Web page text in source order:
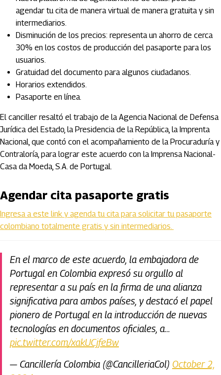
agendar tu cita de manera virtual de manera gratuita y sin
intermediarios.
Disminución de los precios: representa un ahorro de cerca
30% en los costos de producción del pasaporte para los
usuarios.
Gratuidad del documento para algunos ciudadanos.
Horarios extendidos.
Pasaporte en línea.
El canciller resaltó el trabajo de la Agencia Nacional de Defensa
Jurídica del Estado, la Presidencia de la República, la Imprenta
Nacional, que contó con el acompañamiento de la Procuraduría y
Contraloría, para lograr este acuerdo con la Imprensa Nacional-
Casa da Moeda, S.A. de Portugal.
Agendar cita pasaporte gratis
Ingresa a este link y agenda tu cita para solicitar tu pasaporte
colombiano totalmente gratis y sin intermediarios.
En el marco de este acuerdo, la embajadora de
Portugal en Colombia expresó su orgullo al
representar a su país en la firma de una alianza
significativa para ambos países, y destacó el papel
pionero de Portugal en la introducción de nuevas
tecnologías en documentos oficiales, a…
pic.twitter.com/xakUCjfeBw
— Cancillería Colombia (@CancilleriaCol) October 2,